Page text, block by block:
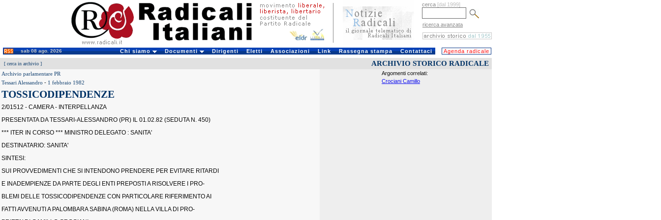
cerca [dal 1999]
ricerca avanzata
sab 08 ago. 2026 Chi siamo Documenti Dirigenti Eletti Associazioni Link Rassegna stampa Contattaci Agenda radicale
[ cerca in archivio ] ARCHIVIO STORICO RADICALE
Archivio parlamentare PR
Tessari Alessandro - 1 febbraio 1982
TOSSICODIPENDENZE
2/01512 - CAMERA - INTERPELLANZA
PRESENTATA DA TESSARI-ALESSANDRO (PR) IL 01.02.82 (SEDUTA N. 450)
*** ITER IN CORSO *** MINISTRO DELEGATO : SANITA'
DESTINATARIO: SANITA'
SINTESI:
SUI PROVVEDIMENTI CHE SI INTENDONO PRENDERE PER EVITARE RITARDI
E INADEMPIENZE DA PARTE DEGLI ENTI PREPOSTI A RISOLVERE I PRO-
BLEMI DELLE TOSSICODIPENDENZE CON PARTICOLARE RIFERIMENTO AI
FATTI AVVENUTI A PALOMBARA SABINA (ROMA) NELLA VILLA DI PRO-
Argomenti correlati:
Crociani Camillo